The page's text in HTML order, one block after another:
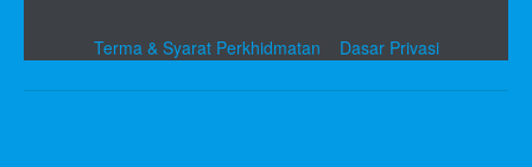
Terma & Syarat Perkhidmatan Dasar Privasi